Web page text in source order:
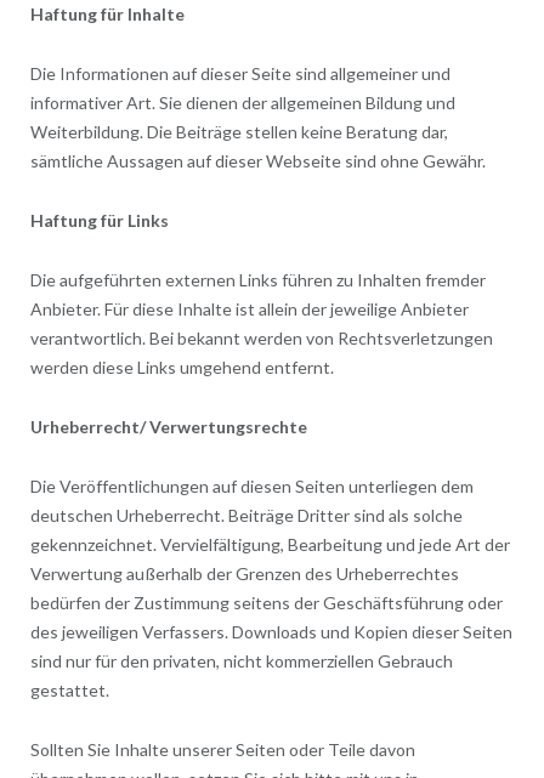
Haftung für Inhalte
Die Informationen auf dieser Seite sind allgemeiner und
informativer Art. Sie dienen der allgemeinen Bildung und
Weiterbildung. Die Beiträge stellen keine Beratung dar,
sämtliche Aussagen auf dieser Webseite sind ohne Gewähr.
Haftung für Links
Die aufgeführten externen Links führen zu Inhalten fremder
Anbieter. Für diese Inhalte ist allein der jeweilige Anbieter
verantwortlich. Bei bekannt werden von Rechtsverletzungen
werden diese Links umgehend entfernt.
Urheberrecht/ Verwertungsrechte
Die Veröffentlichungen auf diesen Seiten unterliegen dem
deutschen Urheberrecht. Beiträge Dritter sind als solche
gekennzeichnet. Vervielfältigung, Bearbeitung und jede Art der
Verwertung außerhalb der Grenzen des Urheberrechtes
bedürfen der Zustimmung seitens der Geschäftsführung oder
des jeweiligen Verfassers. Downloads und Kopien dieser Seiten
sind nur für den privaten, nicht kommerziellen Gebrauch
gestattet.
Sollten Sie Inhalte unserer Seiten oder Teile davon